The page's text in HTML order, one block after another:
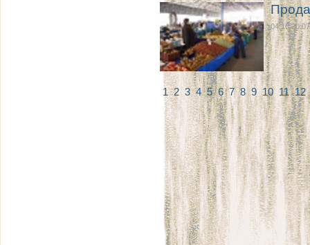
04.10 20:07
12345678 9101112